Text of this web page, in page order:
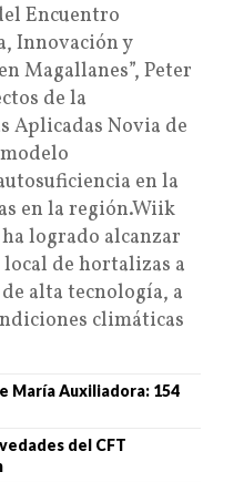
Encuentro
Innovación y
Magallanes”, Peter
de la
Aplicadas Novia de
en la
en la región.Wiik
logrado alcanzar
de hortalizas a
alta tecnología, a
climáticas
María Auxiliadora: 154
del CFT